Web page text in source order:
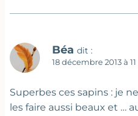
Béa dit :
18 décembre 2013 à
Superbes ces sapins : je
les faire aussi beaux et …